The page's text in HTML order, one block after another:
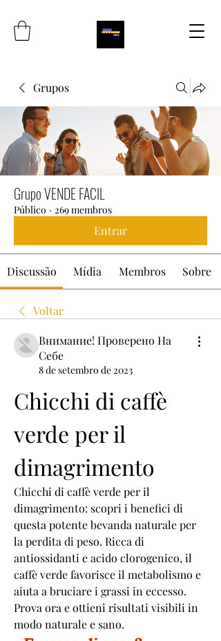
Grupos
Grupo VENDE FACIL
Público · 269 membros
Entrar
Discussão Mídia Membros Sobre
Voltar
Внимание! Проверено На
Себе
8 de setembro de 2023
Chicchi di caffè
verde per il
dimagrimento
Chicchi di caffè verde per il
dimagrimento: scopri i benefici di
questa potente bevanda naturale per
la perdita di peso. Ricca di
antiossidanti e acido clorogenico, il
caffè verde favorisce il metabolismo e
aiuta a bruciare i grassi in eccesso.
Prova ora e ottieni risultati visibili in
modo naturale e sano.